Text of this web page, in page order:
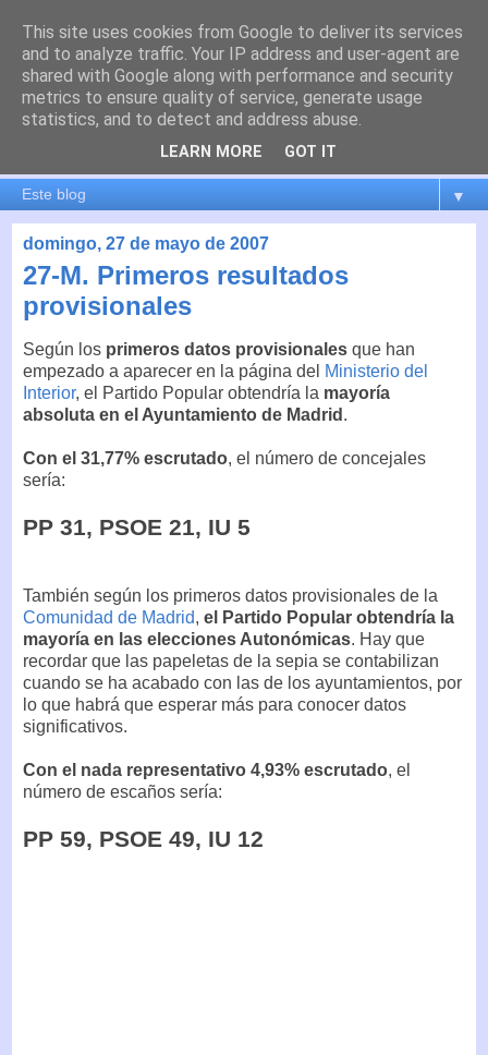
es por madrid
El blog de Madrid y su actualidad, proyectos, transporte,
movilidad, arquitectura, participación, medio ambiente,
educación, empleo, ...
▼
domingo, 27 de mayo de 2007
27-M. Primeros resultados
provisionales
Según los primeros datos provisionales que han
empezado a aparecer en la página del Ministerio del
Interior, el Partido Popular obtendría la mayoría
absoluta en el Ayuntamiento de Madrid .
Con el 31,77% escrutado, el número de concejales
sería:
PP 31, PSOE 21, IU 5
También según los primeros datos provisionales de la
Comunidad de Madrid, el Partido Popular obtendría la
mayoría en las elecciones Autonómicas. Hay que
recordar que las papeletas de la sepia se contabilizan
cuando se ha acabado con las de los ayuntamientos, por
lo que habrá que esperar más para conocer datos
significativos.
Con el nada representativo 4,93% escrutado, el
número de escaños sería:
PP 59, PSOE 49, IU 12
This site uses cookies from Google to deliver its services
and to analyze traffic. Your IP address and user-agent are
shared with Google along with performance and security
metrics to ensure quality of service, generate usage
statistics, and to detect and address abuse.
LEARN MORE GOT IT